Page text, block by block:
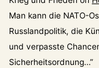
Man kann die NATO-
Russlandpolitik, die
und verpasste
Sicherheitsordnung…”